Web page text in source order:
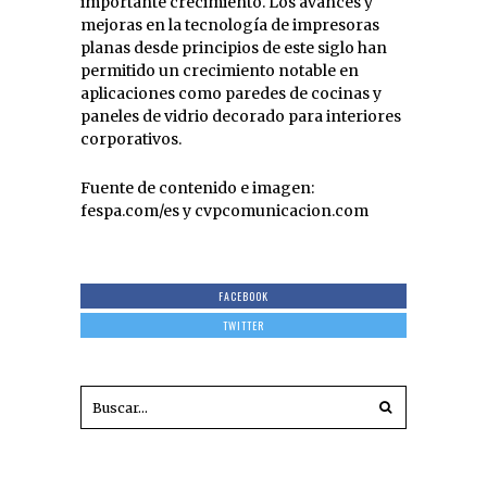
mejoras en la tecnología de impresoras
planas desde principios de este siglo han
permitido un crecimiento notable en
aplicaciones como paredes de cocinas y
paneles de vidrio decorado para interiores
corporativos.
Fuente de contenido e imagen:
fespa.com/es y cvpcomunicacion.com
FACEBOOK
TWITTER